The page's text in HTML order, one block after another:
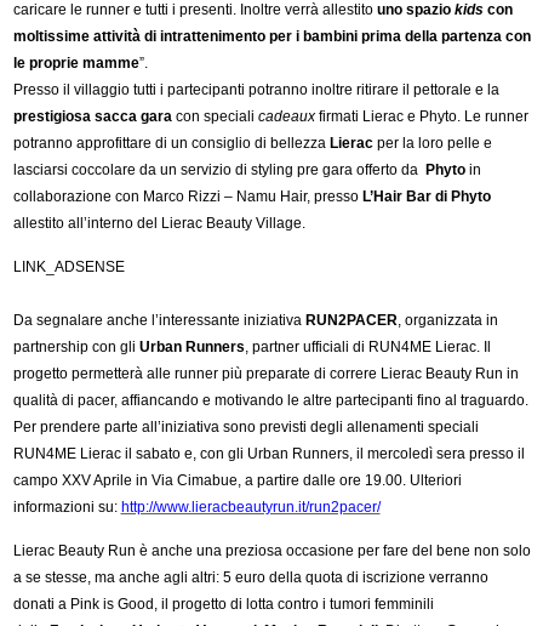
caricare le runner e tutti i presenti. Inoltre verrà allestito uno spazio kids con
moltissime attività di intrattenimento per i bambini prima della partenza con
le proprie mamme”.
Presso il villaggio tutti i partecipanti potranno inoltre ritirare il pettorale e la
prestigiosa sacca garacon speciali cadeauxfirmati Lierac e Phyto. Le runner
potranno approfittare di un consiglio di bellezza Lieracper la loro pelle e
lasciarsi coccolare da un servizio di styling pre gara offerto da Phytoin
collaborazione con Marco Rizzi – Namu Hair, presso L’Hair Bar di Phyto
allestito all’interno del Lierac Beauty Village.
LINK_ADSENSE
Da segnalare anche l’interessante iniziativa RUN2PACER, organizzata in
partnership con gli Urban Runners, partner ufficiali di RUN4ME Lierac. Il
progetto permetterà alle runner più preparate di correre Lierac Beauty Run in
qualità di pacer, affiancando e motivando le altre partecipanti fino al traguardo.
Per prendere parte all’iniziativa sono previsti degli allenamenti speciali
RUN4ME Lierac il sabato e, con gli Urban Runners, il mercoledì sera presso il
campo XXV Aprile in Via Cimabue, a partire dalle ore 19.00. Ulteriori
informazioni su: http://www.lieracbeautyrun.it/run2pacer/
Lierac Beauty Run è anche una preziosa occasione per fare del bene non solo
a se stesse, ma anche agli altri: 5 euro della quota di iscrizione verranno
donati a Pink is Good, il progetto di lotta contro i tumori femminili